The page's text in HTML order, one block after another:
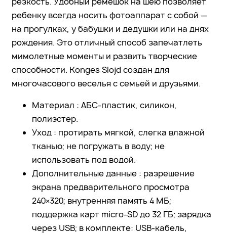
ребенку всегда носить фотоаппарат с собой —
на прогулках, у бабушки и дедушки или на днях
рождения. Это отличный способ запечатлеть
мимолетные моменты и развить творческие
способности. Konges Slojd создан для
многочасового веселья с семьей и друзьями.
Материал : АБС-пластик, силикон,
полиэстер.
Уход : протирать мягкой, слегка влажной
тканью; не погружать в воду; не
использовать под водой.
Дополнительные данные : разрешение
экрана предварительного просмотра
240×320; внутренняя память 4 МБ;
поддержка карт micro-SD до 32 ГБ; зарядка
через USB; в комплекте: USB-кабель,